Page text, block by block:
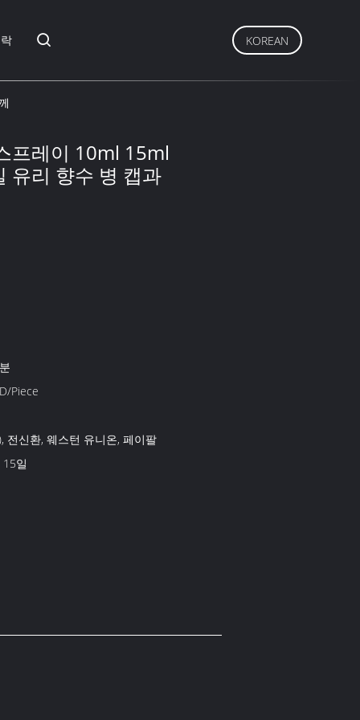
KOREAN
프레이 10ml 15ml
유리 향수 병 캡과
Piece
전신환, 웨스턴 유니온, 페이팔
일